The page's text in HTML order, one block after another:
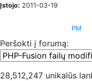
Įstojo: 2011-03-19
PM
Peršokti į forumą:
28,512,247 unikalūs